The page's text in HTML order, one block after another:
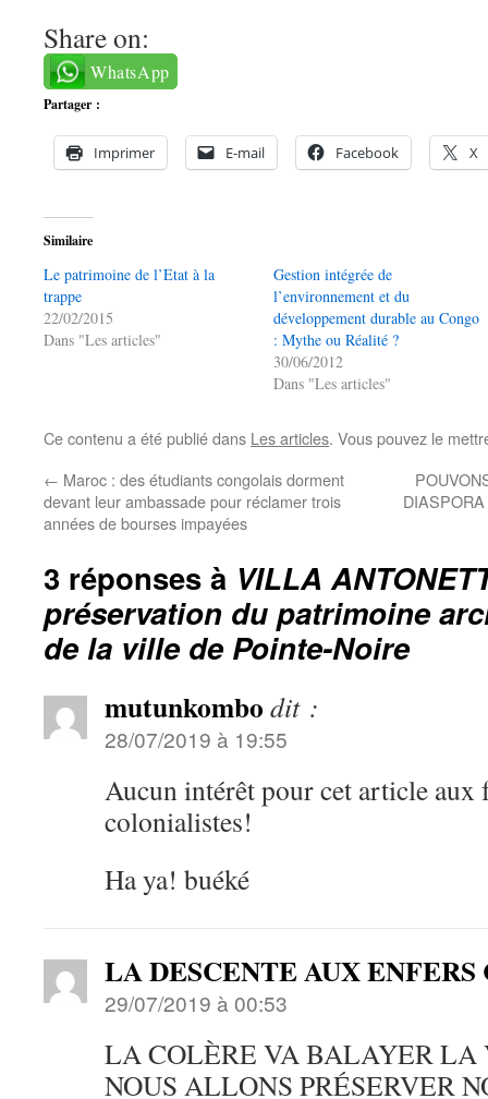
Share on:
WhatsApp
Partager :
Imprimer E-mail Facebook X
Similaire
Le patrimoine de l’Etat à la
trappe
22/02/2015
Dans "Les articles"
Gestion intégrée de
l’environnement et du
développement durable au Congo
: Mythe ou Réalité ?
30/06/2012
Dans "Les articles"
Ce contenu a été publié dans Les articles. Vous pouvez le
← Maroc : des étudiants congolais dorment
devant leur ambassade pour réclamer trois
années de bourses impayées
3 réponses à VILLA
préservation du patrimoine
de la ville de Pointe-Noire
mutunkombo dit :
28/07/2019 à 19:55
Aucun intérêt pour cet article aux
colonialistes!
Ha ya! buéké
LA DESCENTE AUX
29/07/2019 à 00:53
LA COLÈRE VA BALAYER
NOUS ALLONS PRÉSERVER